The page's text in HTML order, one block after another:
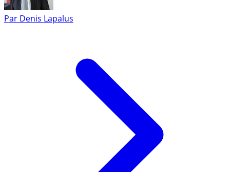
Par Denis Lapalus